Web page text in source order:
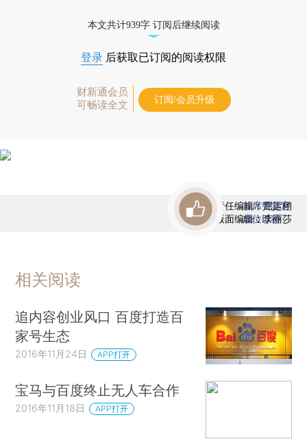
本文共计939字 订阅后继续阅读
登录 后获取已订阅的阅读权限
财新通会员
可畅读全文
订阅/会员升级
责任编辑：屈运栩
版面编辑：李丽莎
首席赞赏官
虚位以待
相关阅读
追内容创业风口 百度打造百
家号生态
2016年11月24日 APP打开
宝马与百度终止无人车合作
2016年11月18日 APP打开